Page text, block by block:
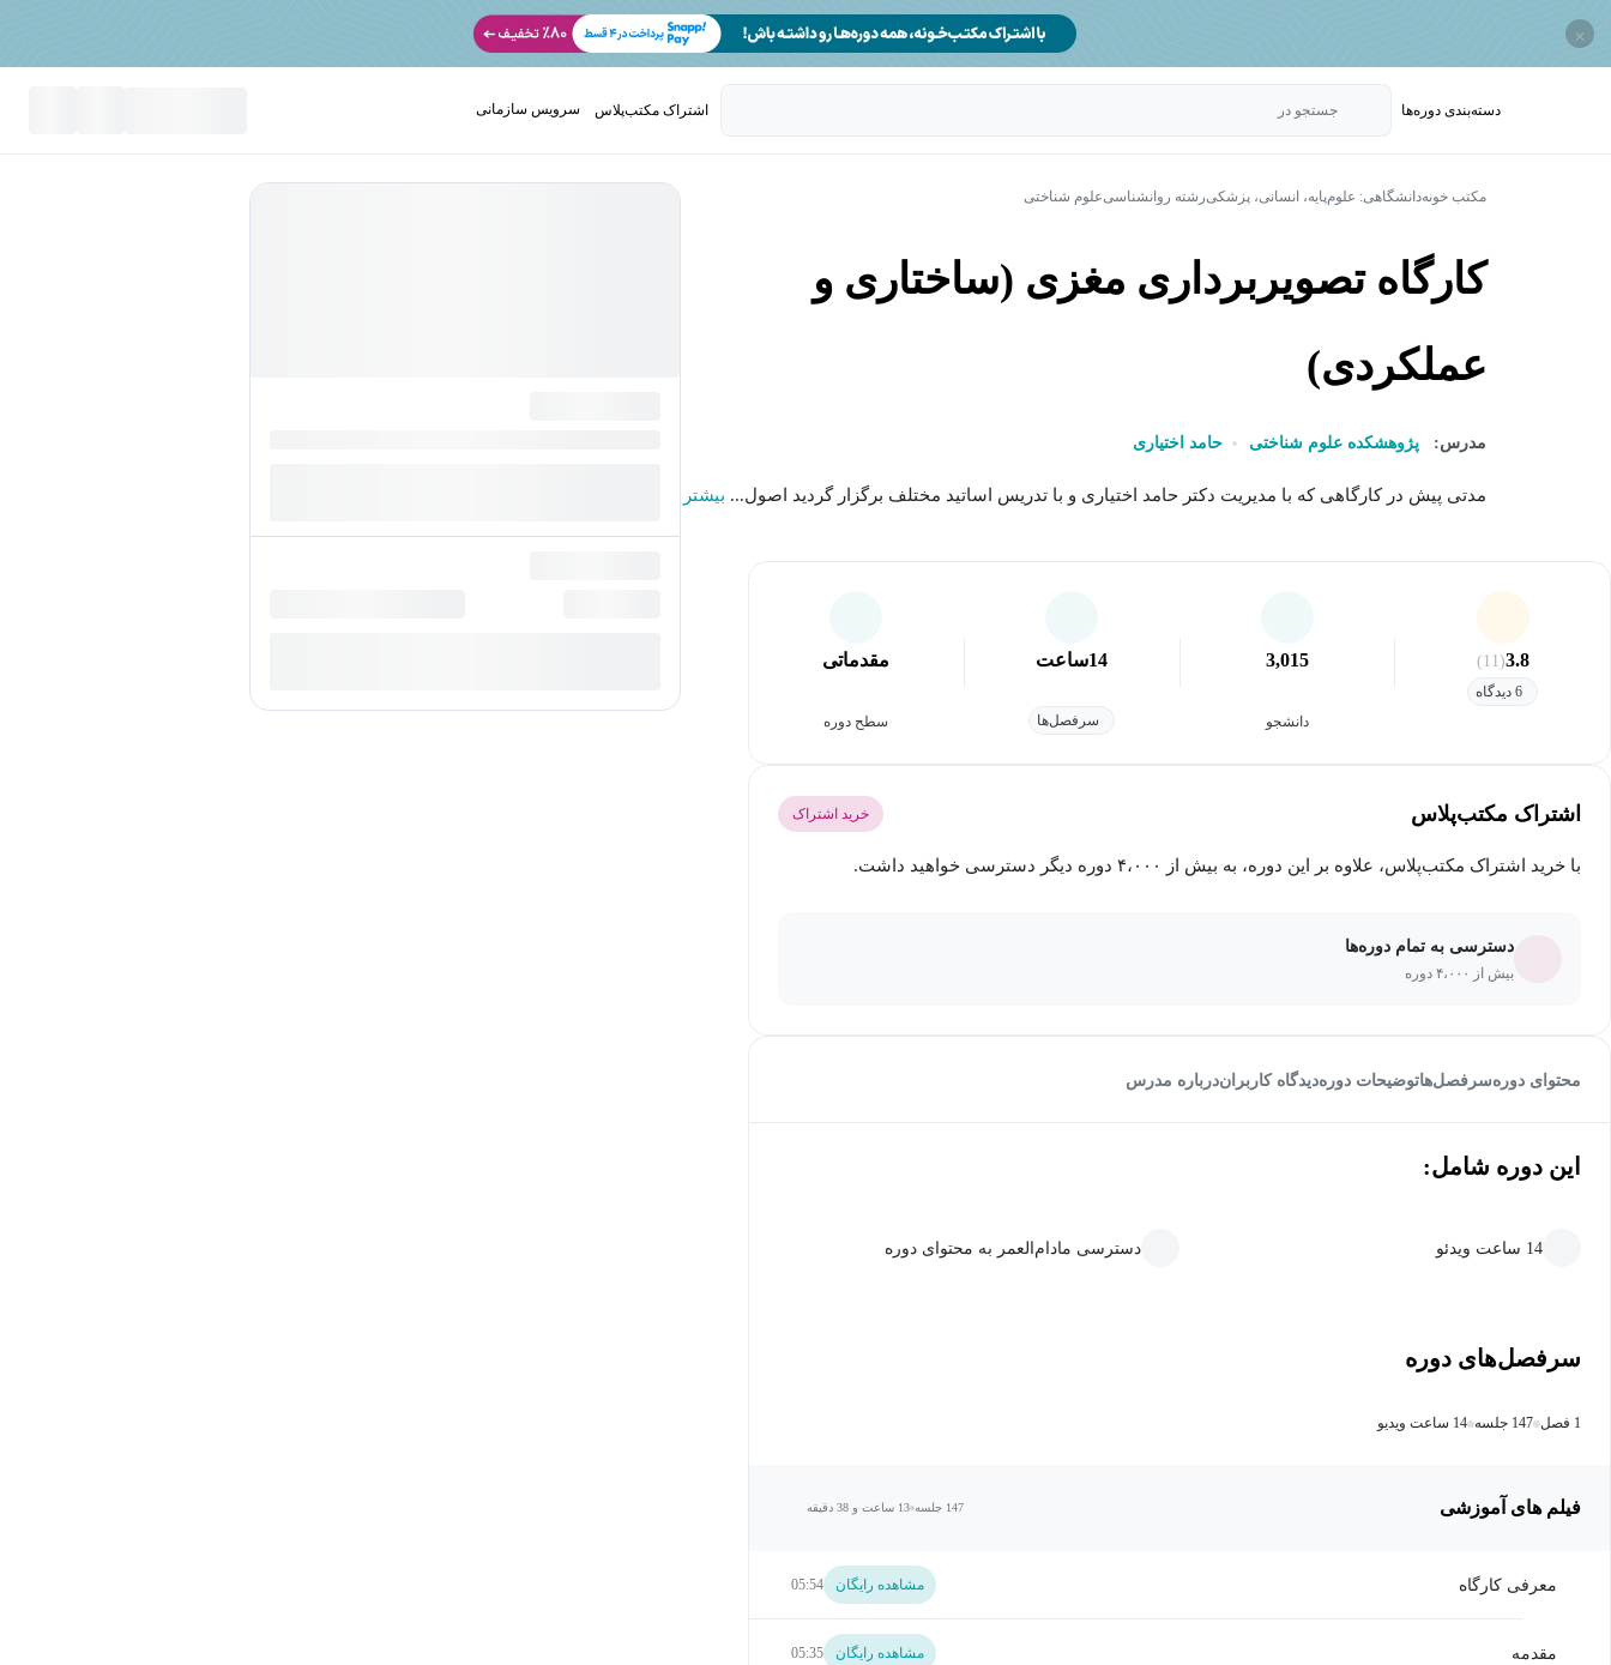
×
دسته‌بندی‌ دوره‌ها جستجو در اشتراک مکتب‌پلاس سرویس سازمانی
مکتب خونهدانشگاهی: علوم‌پایه، انسانی، پزشکیرشته روانشناسیعلوم شناختی
کارگاه تصویربرداری مغزی (ساختاری و
عملکردی)
مدرس: پژوهشکده علوم شناختی حامد اختیاری
مدتی پیش در کارگاهی که با مدیریت دکتر حامد اختیاری و با تدریس اساتید مختلف برگزار گردید اصول... بیشتر
3.8
(11)
6 دیدگاه
3,015
دانشجو
14ساعت
سرفصل‌ها
مقدماتی
سطح دوره
اشتراک مکتب‌پلاس خرید اشتراک
با خرید اشتراک مکتب‌پلاس، علاوه بر این دوره، به بیش از ۴،۰۰۰ دوره دیگر دسترسی خواهید داشت.
دسترسی به تمام دوره‌ها
بیش از ۴،۰۰۰ دوره
محتوای دورهسرفصل‌هاتوضیحات دورهدیدگاه کاربراندرباره مدرس
این دوره شامل:
14 ساعت ویدئو دسترسی مادام‌العمر به محتوای دوره
سرفصل‌های دوره
1 فصل 147 جلسه 14 ساعت ویدیو
فیلم های آموزشی 147 جلسه 13 ساعت و 38 دقیقه
معرفی کارگاه مشاهده رایگان 05:54
مقدمه مشاهده رایگان 05:35